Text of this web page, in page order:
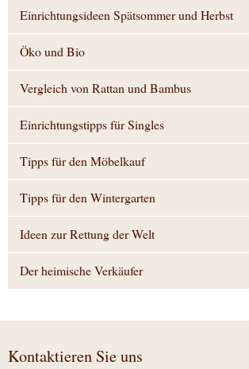
Einrichtungsideen Spätsommer und Herbst
Öko und Bio
Vergleich von Rattan und Bambus
Einrichtungstipps für Singles
Tipps für den Möbelkauf
Tipps für den Wintergarten
Ideen zur Rettung der Welt
Der heimische Verkäufer
Kontaktieren Sie uns